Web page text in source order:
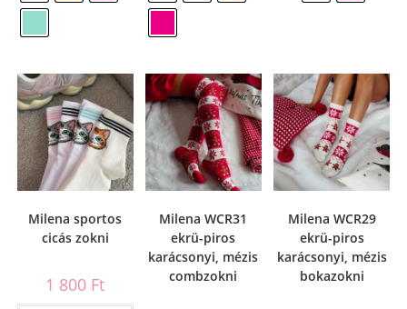
Milena sportos
cicás zokni
1 800 Ft
Milena WCR31
ekrü-piros
karácsonyi, mézis
combzokni
Milena WCR29
ekrü-piros
karácsonyi, mézis
bokazokni